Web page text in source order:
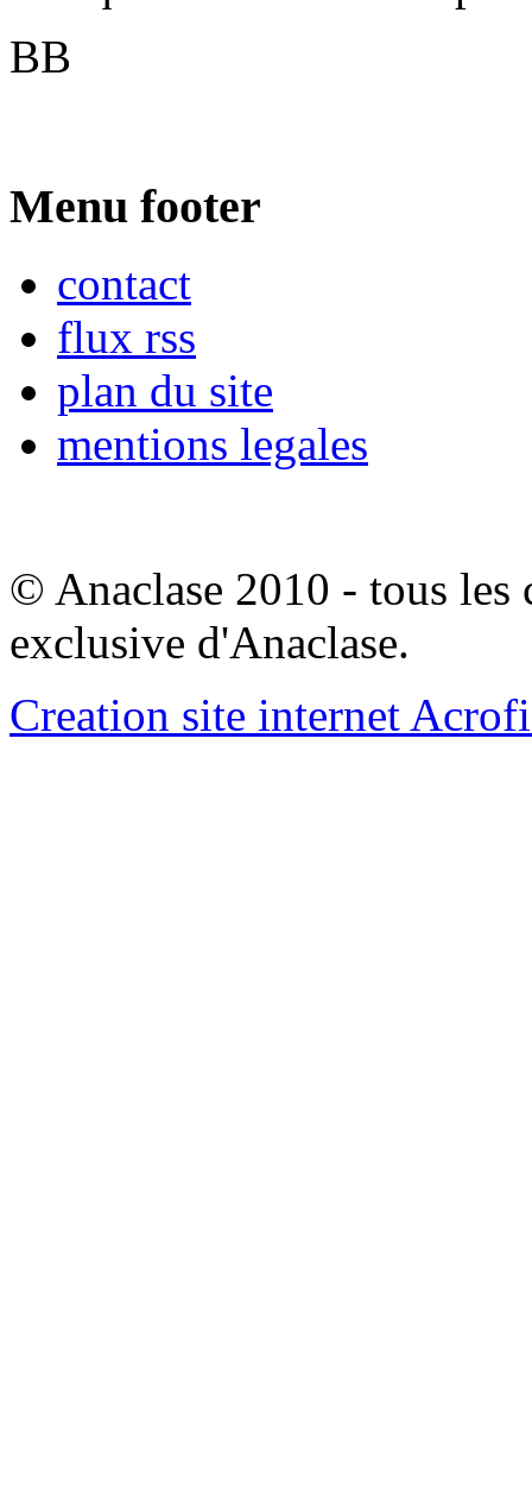
BB
Menu footer
contact
flux rss
plan du site
mentions legales
© Anaclase 2010 - tous les
exclusive d'Anaclase.
Creation site internet